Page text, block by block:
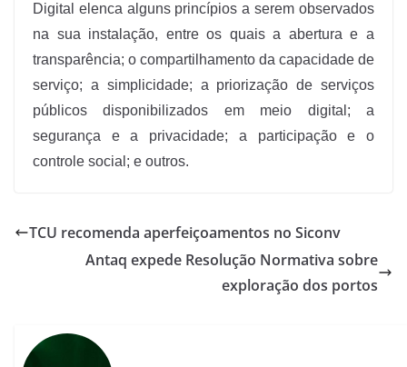
Digital elenca alguns princípios a serem observados
na sua instalação, entre os quais a abertura e a
transparência; o compartilhamento da capacidade de
serviço; a simplicidade; a priorização de serviços
públicos disponibilizados em meio digital; a
segurança e a privacidade; a participação e o
controle social; e outros.
TCU recomenda aperfeiçoamentos no Siconv
Antaq expede Resolução Normativa sobre
exploração dos portos